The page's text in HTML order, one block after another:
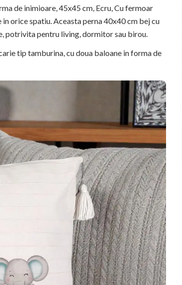
de inimioare, 45x45 cm, Ecru, Cu fermoar
orice spatiu. Aceasta perna 40x40 cm bej cu
potrivita pentru living, dormitor sau birou.
tip tamburina, cu doua baloane in forma de